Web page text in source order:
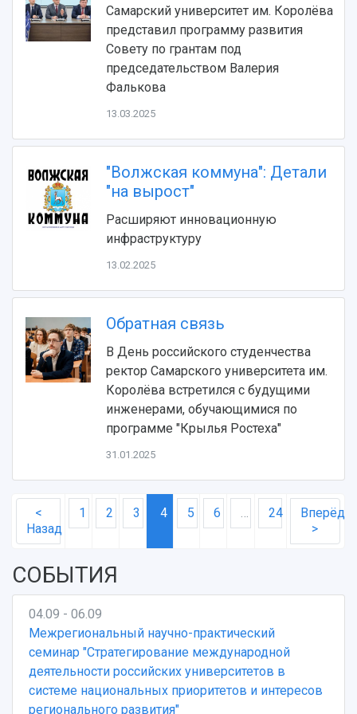
Устойчивое развитие
3D-тур по университету
Учебный аэродром
Центр истории авиационных двигателей
Умный дом бабочек
Международный межвузовский кампус
Сведения об образовательной организации
Официальные документы
Видеолекции
Противодействие COVID-19
деятельности
Журналы Самарского университета
Научные конференции
Публикации и издания
Самарский университет им. Королёва
представил программу развития
Совету по грантам под
председательством Валерия
Фалькова
13.03.2025
"Волжская коммуна": Детали
"на вырост"
Расширяют инновационную
инфраструктуру
13.02.2025
Обратная связь
В День российского студенчества
ректор Самарского университета им.
Королёва встретился с будущими
инженерами, обучающимися по
программе "Крылья Ростеха"
31.01.2025
<
Назад
1 2 3 4 5 6 … 24
Вперёд
>
СОБЫТИЯ
04.09 - 06.09
Межрегиональный научно-практический
семинар "Стратегирование международной
деятельности российских университетов в
системе национальных приоритетов и интересов
регионального развития"